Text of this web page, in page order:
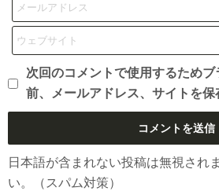
次回のコメントで使用するため
前、メールアドレス、サイトを保
日本語が含まれない投稿は無視され
い。（スパム対策）